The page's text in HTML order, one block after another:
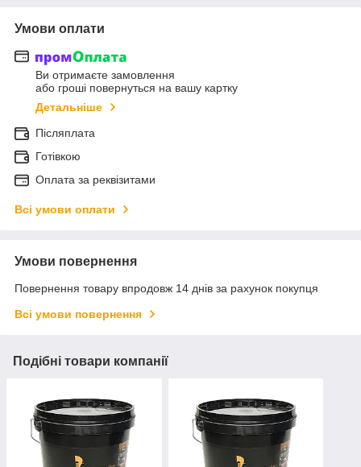
Умови оплати
Ви отримаєте замовлення
або гроші повернуться на вашу картку
Детальніше
Післяплата
Готівкою
Оплата за реквізитами
Всі умови оплати
Умови повернення
Повернення товару впродовж 14 днів за рахунок покупця
Всі умови повернення
Подібні товари компанії